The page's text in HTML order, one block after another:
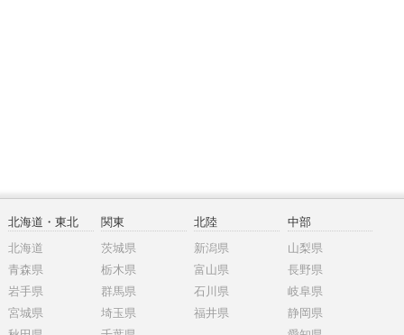
北海道・東北
北海道
青森県
岩手県
宮城県
関東
茨城県
栃木県
群馬県
埼玉県
北陸
新潟県
富山県
石川県
福井県
中部
山梨県
長野県
岐阜県
静岡県